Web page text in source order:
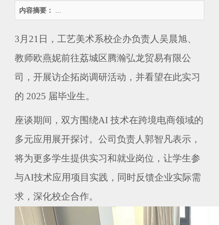
内容摘要：
3月21日，工艺美术系校企办负责人吴晨旭、
教师欧燕妮前往荔城区腾瀚弘龙贸易有限公
司，开展访企拓岗调研活动，并看望在此实习
的 2025 届毕业生。
座谈期间，双方围绕AI 技术在跨境电商领域的
多元应用展开探讨。公司负责人郭智凡表示，
将为更多学生提供实习和就业岗位，让学生参
与AI技术应用项目实践，同时反馈企业实际需
求，深化校企合作。